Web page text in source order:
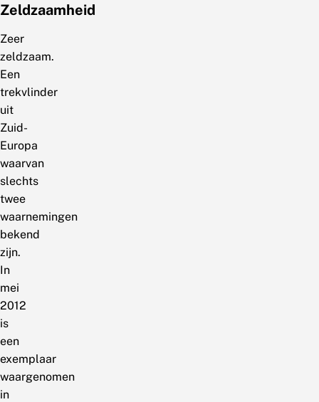
Zeldzaamheid
Zeer
zeldzaam.
Een
trekvlinder
uit
Zuid-
Europa
waarvan
slechts
twee
waarnemingen
bekend
zijn.
In
mei
2012
is
een
exemplaar
waargenomen
in